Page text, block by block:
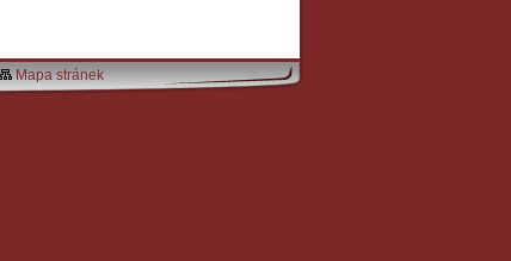
Mapa stránek